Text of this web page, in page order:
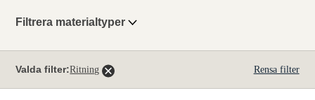
Visningsläge
Filtrera materialtyper
träffar
Valda filter:Ritning Rensa filter